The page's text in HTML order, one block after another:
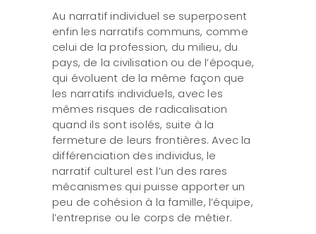
Au narratif individuel se superposent
enfin les narratifs communs, comme
celui de la profession, du milieu, du
pays, de la civilisation ou de l’époque,
qui évoluent de la même façon que
les narratifs individuels, avec les
mêmes risques de radicalisation
quand ils sont isolés, suite à la
fermeture de leurs frontières. Avec la
différenciation des individus, le
narratif culturel est l’un des rares
mécanismes qui puisse apporter un
peu de cohésion à la famille, l’équipe,
l’entreprise ou le corps de métier.